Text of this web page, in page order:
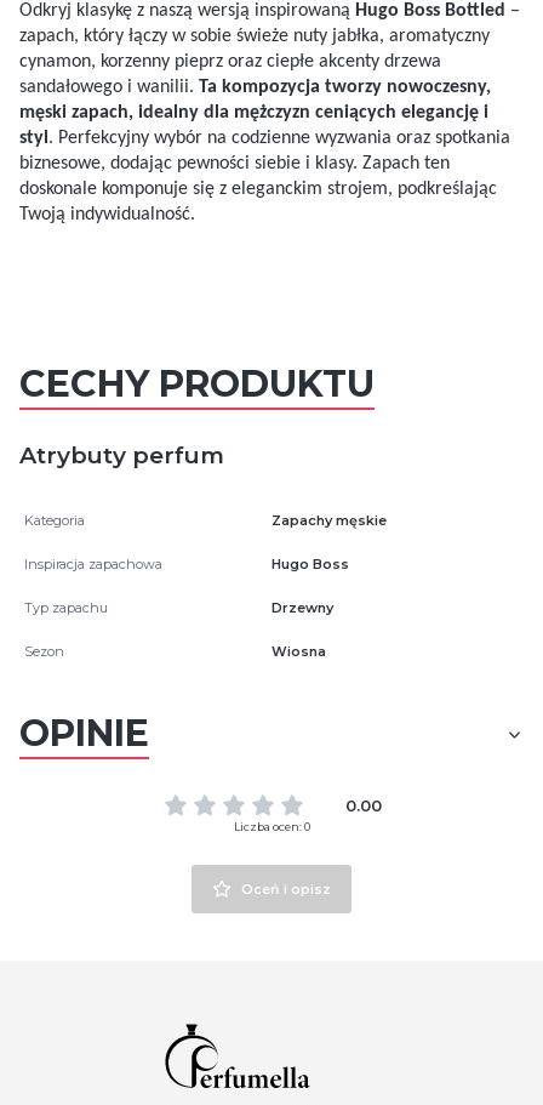
Odkryj klasykę z naszą wersją inspirowaną Hugo Boss Bottled –
zapach, który łączy w sobie świeże nuty jabłka, aromatyczny
cynamon, korzenny pieprz oraz ciepłe akcenty drzewa
sandałowego i wanilii. Ta kompozycja tworzy nowoczesny,
męski zapach, idealny dla mężczyzn ceniących elegancję i
styl. Perfekcyjny wybór na codzienne wyzwania oraz spotkania
biznesowe, dodając pewności siebie i klasy. Zapach ten
doskonale komponuje się z eleganckim strojem, podkreślając
Twoją indywidualność.
CECHY PRODUKTU
Atrybuty perfum
Kategoria Zapachy męskie
Inspiracja zapachowa Hugo Boss
Typ zapachu Drzewny
Sezon Wiosna
OPINIE
0.00
Liczba ocen: 0
Oceń i opisz